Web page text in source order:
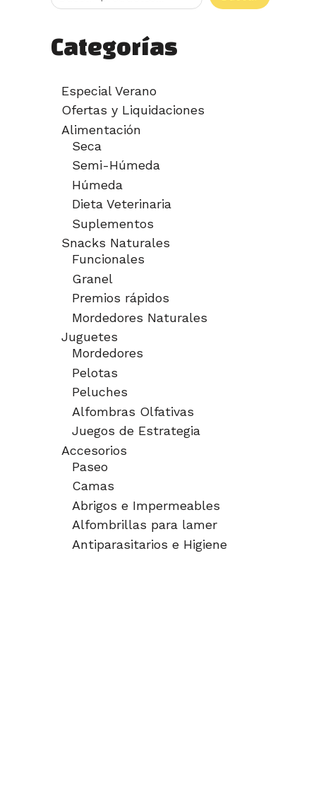
Categorías
Especial Verano
Ofertas y Liquidaciones
Alimentación
Seca
Semi-Húmeda
Húmeda
Dieta Veterinaria
Suplementos
Snacks Naturales
Funcionales
Granel
Premios rápidos
Mordedores Naturales
Juguetes
Mordedores
Pelotas
Peluches
Alfombras Olfativas
Juegos de Estrategia
Accesorios
Paseo
Camas
Abrigos e Impermeables
Alfombrillas para lamer
Antiparasitarios e Higiene